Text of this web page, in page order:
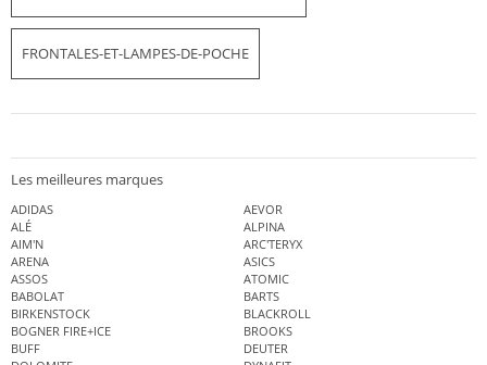
FRONTALES-ET-LAMPES-DE-POCHE
Les meilleures marques
ADIDAS
AEVOR
ALÉ
ALPINA
AIM'N
ARC'TERYX
ARENA
ASICS
ASSOS
ATOMIC
BABOLAT
BARTS
BIRKENSTOCK
BLACKROLL
BOGNER FIRE+ICE
BROOKS
BUFF
DEUTER